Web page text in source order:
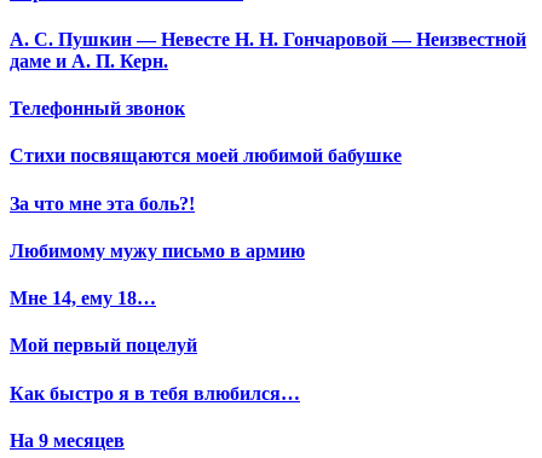
А. С. Пушкин — Невесте Н. Н. Гончаровой — Неизвестной
даме и А. П. Керн.
Телефонный звонок
Стихи посвящаются моей любимой бабушке
За что мне эта боль?!
Любимому мужу письмо в армию
Мне 14, ему 18…
Мой первый поцелуй
Как быстро я в тебя влюбился…
На 9 месяцев